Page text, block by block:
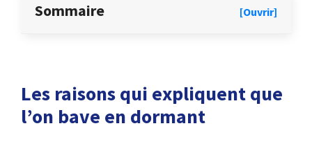
Sommaire [Ouvrir]
Les raisons qui expliquent que
l’on bave en dormant